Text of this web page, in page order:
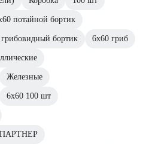
потайной бортик
бортик 6х60 гриб
Железные
6х60 100 шт